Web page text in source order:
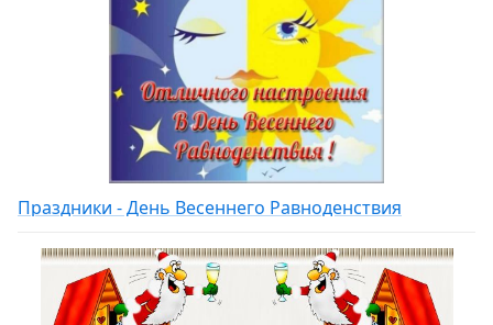
Праздники - День Весеннего Равноденствия